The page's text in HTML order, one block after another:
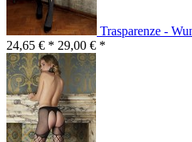
Trasparenze -
24,65 € * 29,00 € *